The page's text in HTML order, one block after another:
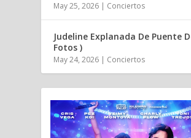
May 25, 2026 | Conciertos
Judeline Explanada De Puente
Fotos )
May 24, 2026 | Conciertos